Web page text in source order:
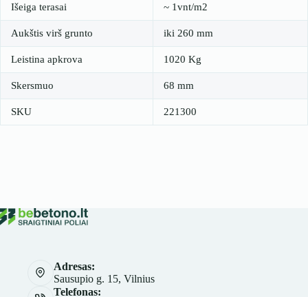
Išeiga terasai ~ 1vnt/m2
Aukštis virš grunto iki 260 mm
Leistina apkrova 1020 Kg
Skersmuo 68 mm
SKU 221300
Adresas:
Sausupio g. 15, Vilnius
Telefonas: